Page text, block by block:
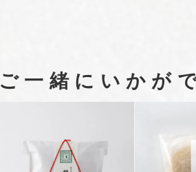
ご一緒にいかが